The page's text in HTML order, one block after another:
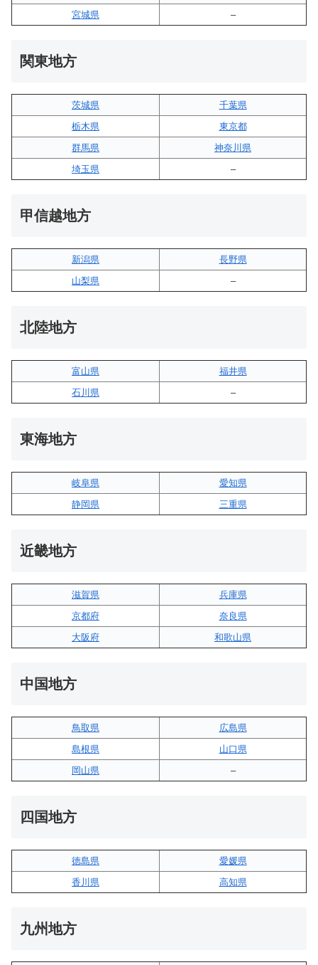
宮城県
–
関東地方
茨城県
千葉県
栃木県
東京都
群馬県
神奈川県
埼玉県
–
甲信越地方
新潟県
長野県
山梨県
–
北陸地方
富山県
福井県
石川県
–
東海地方
岐阜県
愛知県
静岡県
三重県
近畿地方
滋賀県
兵庫県
京都府
奈良県
大阪府
和歌山県
中国地方
鳥取県
広島県
島根県
山口県
岡山県
–
四国地方
徳島県
愛媛県
香川県
高知県
九州地方